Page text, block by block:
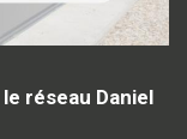
réseau Daniel